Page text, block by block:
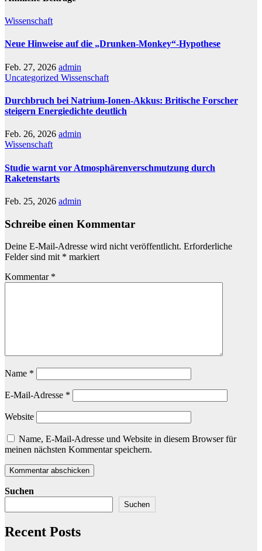
Wissenschaft
Neue Hinweise auf die „Drunken-Monkey“-Hypothese
Feb. 27, 2026 admin
Uncategorized Wissenschaft
Durchbruch bei Natrium-Ionen-Akkus: Britische Forscher
steigern Energiedichte deutlich
Feb. 26, 2026 admin
Wissenschaft
Studie warnt vor Atmosphärenverschmutzung durch
Raketenstarts
Feb. 25, 2026 admin
Schreibe einen Kommentar
Deine E-Mail-Adresse wird nicht veröffentlicht. Erforderliche
Felder sind mit * markiert
Kommentar *
Name *
E-Mail-Adresse *
Website
Name, E-Mail-Adresse und Website in diesem Browser für
meinen nächsten Kommentar speichern.
Suchen
Suchen
Recent Posts